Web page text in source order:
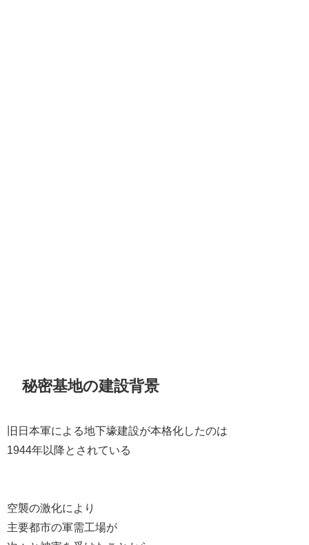
秘密基地の建設背景
旧日本軍による地下壕建設が本格化したのは
1944年以降とされている
空襲の激化により
主要都市の軍需工場が